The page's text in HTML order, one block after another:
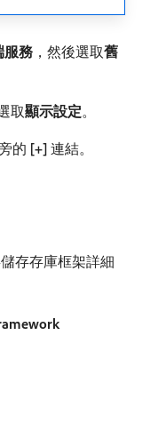
服務 ，然後選取​舊
取​顯示設定。
的​ [+] ​連結。
存存庫框架詳細